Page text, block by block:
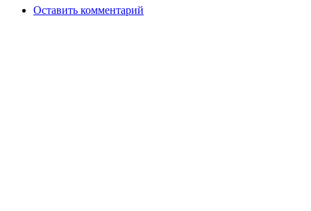
Оставить комментарий